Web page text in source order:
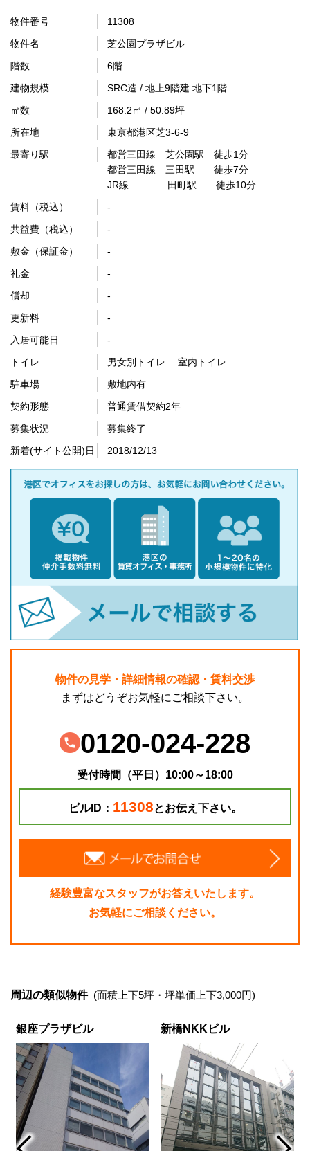
物件番号
11308
物件名
芝公園プラザビル
階数
6階
建物規模
SRC造 / 地上9階建 地下1階
㎡数
168.2㎡ / 50.89坪
所在地
東京都港区芝3-6-9
最寄り駅
都営三田線 芝公園駅 徒歩1分
都営三田線 三田駅 徒歩7分
JR線 田町駅 徒歩10分
賃料（税込）
-
共益費（税込）
-
敷金（保証金）
-
礼金
-
償却
-
更新料
-
入居可能日
-
トイレ
男女別トイレ 室内トイレ
駐車場
敷地内有
契約形態
普通賃借契約2年
募集状況
募集終了
新着(サイト公開)日
2018/12/13
物件の見学・詳細情報の確認・賃料交渉
まずはどうぞお気軽にご相談下さい。
0120-024-228
受付時間（平日）10:00～18:00
ビルID： 11308とお伝え下さい。
経験豊富なスタッフがお答えいたします。
お気軽にご相談ください。
周辺の類似物件 (面積上下5坪・坪単価上下3,000円)